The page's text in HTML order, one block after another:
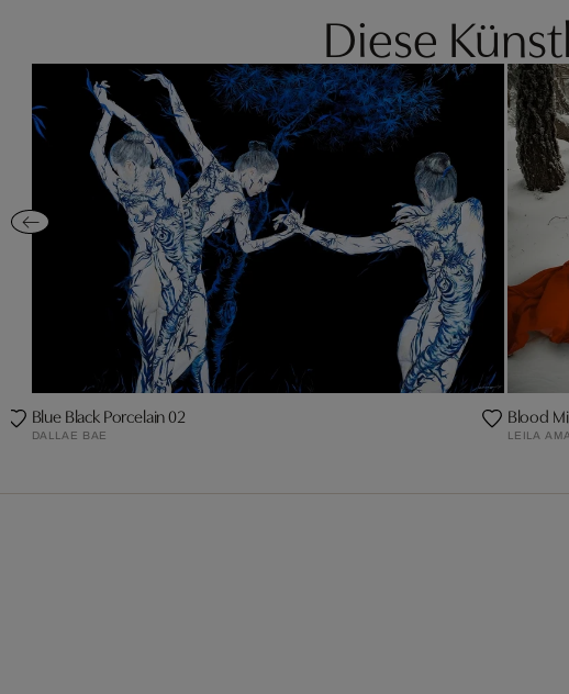
Diese
Blue Black Porcelain 02
DALLAE BAE
Blood
LEILA